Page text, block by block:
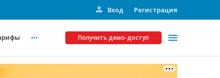
Вход Регистрация
Получить демо-доступ